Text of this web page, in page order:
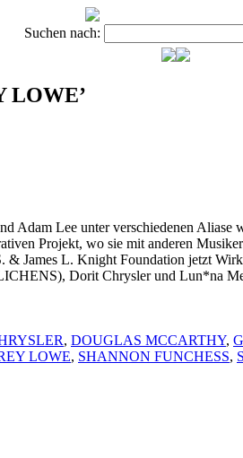
Suchen nach:
LOWE’
Adam Lee unter verschiedenen
Projekt, wo sie mit anderen
& James L. Knight Foundation jetzt
Dorit Chrysler und Lun*na
, DOUGLAS MCCARTHY,
LOWE, SHANNON FUNCHESS,